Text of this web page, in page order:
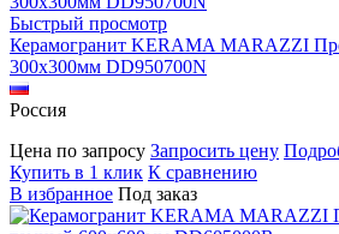
Быстрый просмотр
Керамогранит KERAMA MARAZZI
300х300мм DD950700N
Россия
Цена по запросу Запросить цену
Купить в 1 клик К сравнению
В избранное Под заказ